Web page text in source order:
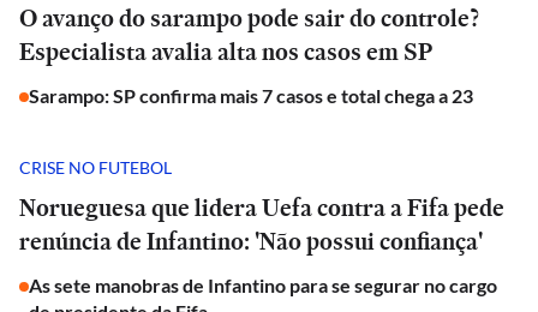
O avanço do sarampo pode sair do controle?
Especialista avalia alta nos casos em SP
Sarampo: SP confirma mais 7 casos e total chega a 23
CRISE NO FUTEBOL
Norueguesa que lidera Uefa contra a Fifa pede
renúncia de Infantino: 'Não possui confiança'
As sete manobras de Infantino para se segurar no cargo